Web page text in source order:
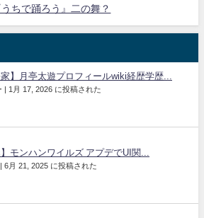
ちで踊ろう』二の舞？
家】月亭太遊プロフィールwiki経歴学歴...
| 1月 17, 2026 に投稿された
】モンハンワイルズ アプデでUI関...
| 6月 21, 2025 に投稿された